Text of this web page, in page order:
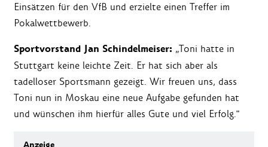
Einsätzen für den VfB und erzielte einen Treffer im
Pokalwettbewerb.
Sportvorstand Jan Schindelmeiser: „Toni hatte in
Stuttgart keine leichte Zeit. Er hat sich aber als
tadelloser Sportsmann gezeigt. Wir freuen uns, dass
Toni nun in Moskau eine neue Aufgabe gefunden hat
und wünschen ihm hierfür alles Gute und viel Erfolg."